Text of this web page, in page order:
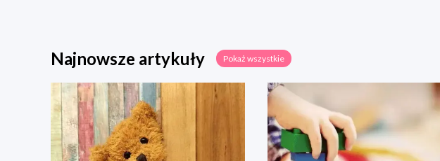
Najnowsze artykuły Pokaż wszystkie